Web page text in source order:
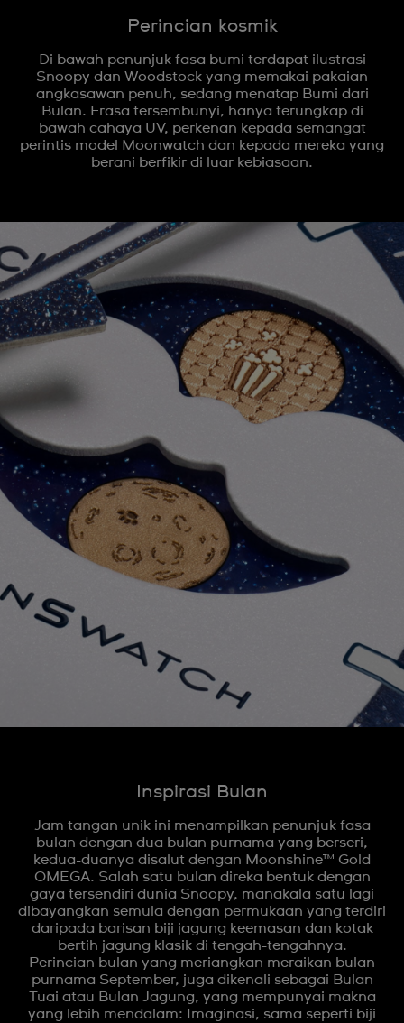
Perincian kosmik
Di bawah penunjuk fasa bumi terdapat ilustrasi
Snoopy dan Woodstock yang memakai pakaian
angkasawan penuh, sedang menatap Bumi dari
Bulan. Frasa tersembunyi, hanya terungkap di
bawah cahaya UV, perkenan kepada semangat
perintis model Moonwatch dan kepada mereka yang
berani berfikir di luar kebiasaan.
Inspirasi Bulan
Jam tangan unik ini menampilkan penunjuk fasa
bulan dengan dua bulan purnama yang berseri,
kedua-duanya disalut dengan Moonshine™ Gold
OMEGA. Salah satu bulan direka bentuk dengan
gaya tersendiri dunia Snoopy, manakala satu lagi
dibayangkan semula dengan permukaan yang terdiri
daripada barisan biji jagung keemasan dan kotak
bertih jagung klasik di tengah-tengahnya.
Perincian bulan yang meriangkan meraikan bulan
purnama September, juga dikenali sebagai Bulan
Tuai atau Bulan Jagung, yang mempunyai makna
yang lebih mendalam: Imaginasi, sama seperti biji